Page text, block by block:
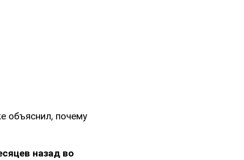
объяснил, почему
назад во